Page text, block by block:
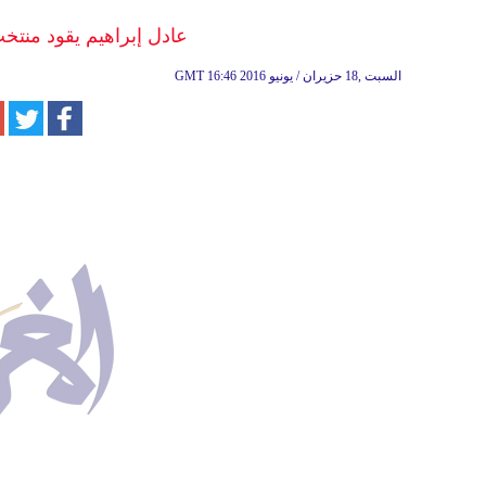
عادل إبراهيم يقود
GMT 16:46 2016 السبت ,18 حزيران / يونيو